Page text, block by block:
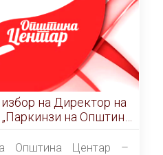
Општина Центар –